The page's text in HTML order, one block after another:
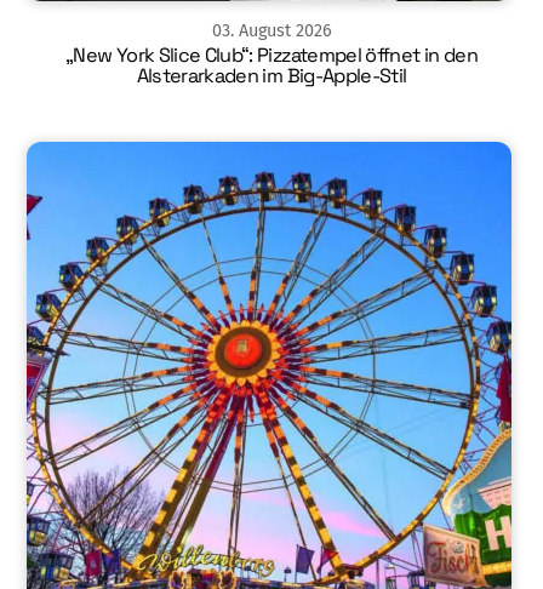
03. August 2026
„New York Slice Club“: Pizzatempel öffnet in den
Alsterarkaden im Big-Apple-Stil